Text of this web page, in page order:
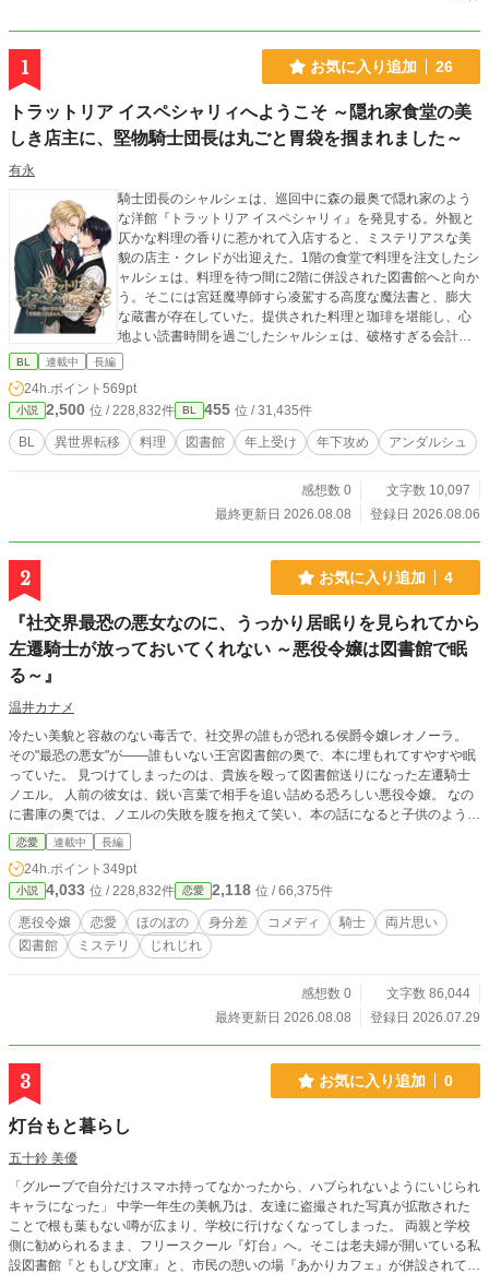
1 お気に入り追加 26
トラットリア イスペシャリィへようこそ ～隠れ家食堂の美
しき店主に、堅物騎士団長は丸ごと胃袋を掴まれました～
有永
騎士団長のシャルシェは、巡回中に森の最奥で隠れ家のよう
な洋館『トラットリア イスペシャリィ』を発見する。外観と
仄かな料理の香りに惹かれて入店すると、ミステリアスな美
貌の店主・クレドが出迎えた。1階の食堂で料理を注文したシ
ャルシェは、料理を待つ間に2階に併設された図書館へと向か
う。そこには宮廷魔導師すら凌駕する高度な魔法書と、膨大
な蔵書が存在していた。提供された料理と珈琲を堪能し、心
地よい読書時間を過ごしたシャルシェは、破格すぎる会計や
クレドが無詠唱で高度な錬金術を扱う様に驚愕する。流麗な
了されたシャルシェは、ただの客にとどまらない深い関心を
抱き、再訪を強く誓って店を後にするのだった……
BL 連載中 長編
24h.ポイント 569pt
小説 2,500 位 / 228,832件 BL 455 位 / 31,435件
BL 異世界転移 料理 図書館 年上受け 年下攻め アンダルシュ
感想数 0
文字数 10,097
最終更新日 2026.08.08
登録日 2026.08.06
2 お気に入り追加 4
『社交界最恐の悪女なのに、うっかり居眠りを見られてから
左遷騎士が放っておいてくれない ～悪役令嬢は図書館で眠
る～』
温井カナメ
冷たい美貌と容赦のない毒舌で、社交界の誰もが恐れる侯爵令嬢レオノーラ。
その"最恐の悪女"が――誰もいない王宮図書館の奥で、本に埋もれてすやすや眠
っていた。 見つけてしまったのは、貴族を殴って図書館送りになった左遷騎士
ノエル。 人前の彼女は、鋭い言葉で相手を追い詰める恐ろしい悪役令嬢。 なの
に書庫の奥では、ノエルの失敗を腹を抱えて笑い、本の話になると子供のように
目を輝かせる、ただの妙な女で。 空腹も忘れて本を読み続ける姿を放っておけ
ず、ノエルは自分の弁当をわけてやるようになる。 はじめは半分こだった昼食
も、いつしか最初から二人分に。 ▎ 「君にぴったりだと思ったけどね。体が丈
夫で、馬鹿正直に人助けばかりして、図書館なんかに左遷されちゃった人には」
▎ 「左遷言うなオラ」 人前では他人同士。 書庫の奥では遠慮のない軽口を交わ
す間柄。 ノエルが彼女の名を呼びたいと尋ねると、令嬢は何でもないことのよ
うに答えた。 ▎ 「それなら、ノラでいいよ」 ▎ 「ノラ？」 ▎ 「昔はそう呼ば
顔を使い分け、恐ろしい悪役令嬢であり続けるのか。 その素顔を知っているの
は、態度は荒いが世話焼きな左遷騎士、ただ一人。 王宮図書館の片隅から始ま
す。
恋愛 連載中 長編
24h.ポイント 349pt
小説 4,033 位 / 228,832件 恋愛 2,118 位 / 66,375件
悪役令嬢 恋愛 ほのぼの 身分差 コメディ 騎士
両片思い
図書館
ミステリ じれじれ
感想数 0
文字数 86,044
最終更新日 2026.08.08
登録日 2026.07.29
3 お気に入り追加 0
灯台もと暮らし
五十鈴 美優
「グループで自分だけスマホ持ってなかったから、ハブられないようにいじられ
キャラになった」 中学一年生の美帆乃は、友達に盗撮された写真が拡散された
ことで根も葉もない噂が広まり、学校に行けなくなってしまった。 両親と学校
側に勧められるまま、フリースクール『灯台』へ。そこは老夫婦が開いている私
設図書館『ともしび文庫』と、市民の憩いの場『あかりカフェ』が併設されてい